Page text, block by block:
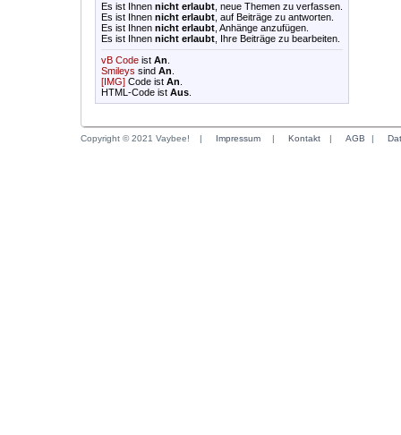
Es ist Ihnen nicht erlaubt , neue Themen zu verfassen.
Es ist Ihnen nicht erlaubt , auf Beiträge zu antworten.
Es ist Ihnen nicht erlaubt , Anhänge anzufügen.
Es ist Ihnen nicht erlaubt , Ihre Beiträge zu bearbeiten.
vB Code ist An
Smileys sind An
[IMG] Code ist An
HTML-Code ist Aus
Copyright © 2021 Vaybee! | Impressum | Kontakt | AGB |